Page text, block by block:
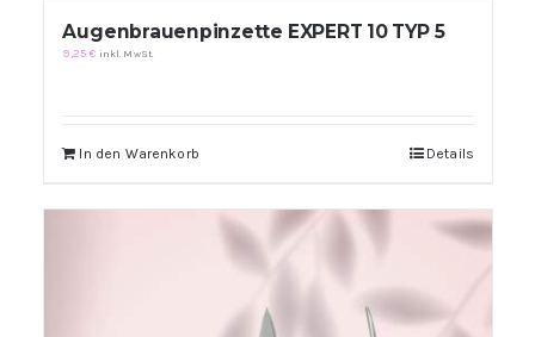
Augenbrauenpinzette EXPERT 10 TYP 5
9,25€ inkl. MwSt.
In den Warenkorb Details